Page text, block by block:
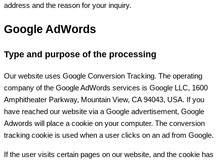
address and the reason for your inquiry.
Google AdWords
Type and purpose of the processing
Our website uses Google Conversion Tracking. The operating
company of the Google AdWords services is Google LLC, 1600
Amphitheater Parkway, Mountain View, CA 94043, USA. If you
have reached our website via a Google advertisement, Google
Adwords will place a cookie on your computer. The conversion
tracking cookie is used when a user clicks on an ad from Google.
If the user visits certain pages on our website, and the cookie has